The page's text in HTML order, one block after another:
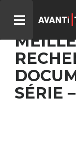
DE
SÉRIE